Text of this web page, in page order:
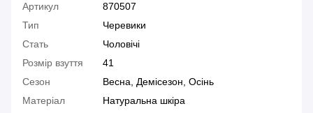
Артикул
870507
Тип
Черевики
Стать
Чоловічі
Розмір взуття
41
Сезон
Весна, Демісезон, Осінь
Матеріал
Натуральна шкіра